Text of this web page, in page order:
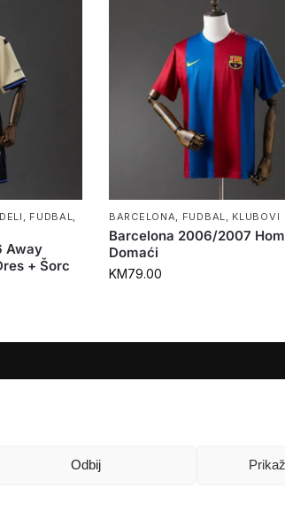
Odbij
FUDBAL
Away
+ Šorc
BARCELONA FUDBAL KLUBOVI
Barcelona 2006/2007
Domaći
KM79.00